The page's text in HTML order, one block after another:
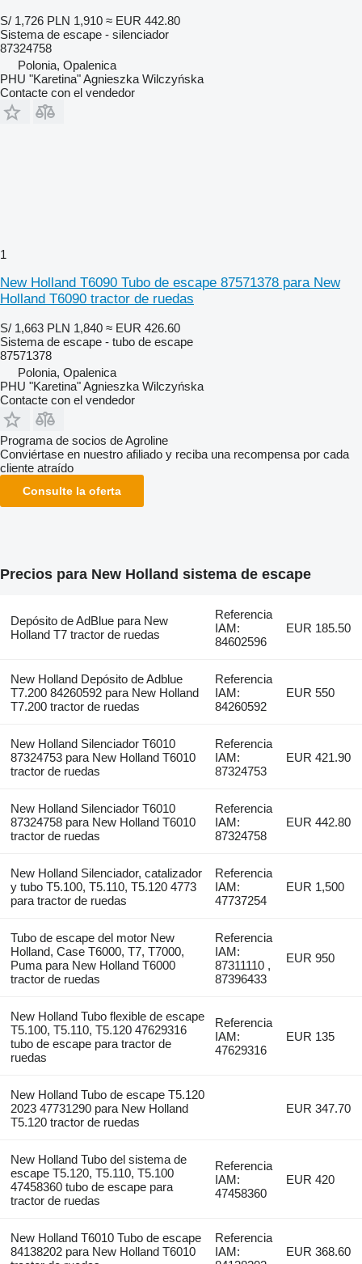
S/ 1,726 PLN 1,910 ≈ EUR 442.80
Sistema de escape - silenciador
87324758
Polonia, Opalenica
PHU "Karetina" Agnieszka Wilczyńska
Contacte con el vendedor
1
New Holland T6090 Tubo de escape 87571378 para New
Holland T6090 tractor de ruedas
S/ 1,663 PLN 1,840 ≈ EUR 426.60
Sistema de escape - tubo de escape
87571378
Polonia, Opalenica
PHU "Karetina" Agnieszka Wilczyńska
Contacte con el vendedor
Programa de socios de Agroline
Conviértase en nuestro afiliado y reciba una recompensa por cada
cliente atraído
Consulte la oferta
Precios para New Holland sistema de escape
Depósito de AdBlue para New
Holland T7 tractor de ruedas
Referencia
IAM:
84602596
EUR 185.50
New Holland Depósito de Adblue
T7.200 84260592 para New Holland
T7.200 tractor de ruedas
Referencia
IAM:
84260592
EUR 550
New Holland Silenciador T6010
87324753 para New Holland T6010
tractor de ruedas
Referencia
IAM:
87324753
EUR 421.90
New Holland Silenciador T6010
87324758 para New Holland T6010
tractor de ruedas
Referencia
IAM:
87324758
EUR 442.80
New Holland Silenciador, catalizador
y tubo T5.100, T5.110, T5.120 4773
para tractor de ruedas
Referencia
IAM:
47737254
EUR 1,500
Tubo de escape del motor New
Holland, Case T6000, T7, T7000,
Puma para New Holland T6000
tractor de ruedas
Referencia
IAM:
87311110 ,
87396433
EUR 950
New Holland Tubo flexible de escape
T5.100, T5.110, T5.120 47629316
tubo de escape para tractor de
ruedas
Referencia
IAM:
47629316
EUR 135
New Holland Tubo de escape T5.120
2023 47731290 para New Holland
T5.120 tractor de ruedas
EUR 347.70
New Holland Tubo del sistema de
escape T5.120, T5.110, T5.100
47458360 tubo de escape para
tractor de ruedas
Referencia
IAM:
47458360
EUR 420
New Holland T6010 Tubo de escape
84138202 para New Holland T6010
Referencia
IAM:
EUR 368.60